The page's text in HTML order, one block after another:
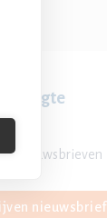
hoogte
nieuwsbrieven
nieuwsbrief